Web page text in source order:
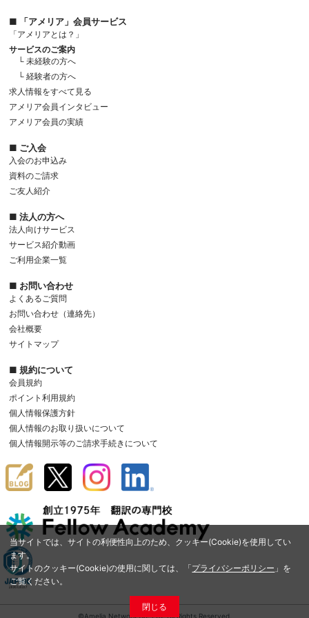
当サイトでは、サイトの利便性向上のため、クッキー(Cookie)を使用してい
ます。
サイトのクッキー(Cookie)の使用に関しては、「プライバシーポリシー 」を
ご覧ください。
閉じる
■ 「アメリア」会員サービス
「アメリアとは？」
サービスのご案内
└ 未経験の方へ
└ 経験者の方へ
求人情報をすべて見る
アメリア会員インタビュー
アメリア会員の実績
■ ご入会
入会のお申込み
資料のご請求
ご友人紹介
■ 法人の方へ
法人向けサービス
サービス紹介動画
ご利用企業一覧
■ お問い合わせ
よくあるご質問
お問い合わせ（連絡先）
会社概要
サイトマップ
■ 規約について
会員規約
ポイント利用規約
個人情報保護方針
個人情報のお取り扱いについて
個人情報開示等のご請求手続きについて
©Amelia Network Co.,Ltd. All Rights Reserved.